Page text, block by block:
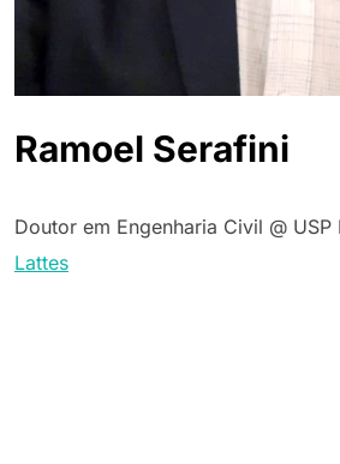
Ramoel Serafini
Doutor em Engenharia Civil @
Lattes